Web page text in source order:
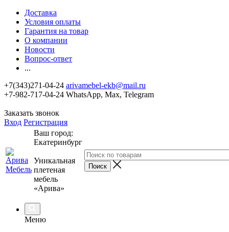
Доставка
Условия оплаты
Гарантия на товар
О компании
Новости
Вопрос-ответ
...
+7(343)271-04-24 arivamebel-ekb@mail.ru
+7-982-717-04-24 WhatsApp, Max, Telegram
Заказать звонок
Вход Регистрация
Ваш город:
Екатеринбург
Уникальная
плетеная
мебель
«Арива»
Меню